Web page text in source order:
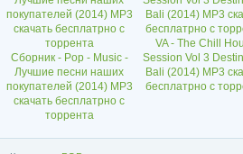
Сборник - Pop - Music -
Лучшие песни наших
покупателей (2014) MP3
скачать бесплатрно с
торрента
VA - The Chill
Session Vol 3
Bali (2014) MP3
бесплатрно с